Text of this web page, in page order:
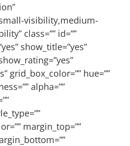
visibility,medium-
class=”” id=””
show_title=”yes”
grid_box_color=”” hue=””
alpha=””
margin_top=””